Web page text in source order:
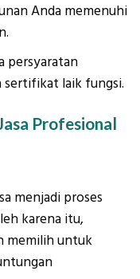
Anda memenuhi
persyaratan
sertifikat laik fungsi.
Profesional
menjadi proses
karena itu,
memilih untuk